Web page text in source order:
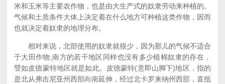
米和玉米等主要农作物，也是由大生产式的奴隶劳动来种植的。
气候和土质条件大体上决定着在什么地方可种植这类作物，因而
也就决定着奴隶的地理分布。
相对来说，北部使用的奴隶就很少，因为那儿的气候不适合
于大田作物;南方的若干地区同样也没有多少植棉奴隶的存在，
譬如皮德蒙特地区就是如此。皮德蒙特(意即山脚下)地区，指的
是北从弗吉尼亚州西部向南延伸，经过北卡罗来纳州西部，直抵